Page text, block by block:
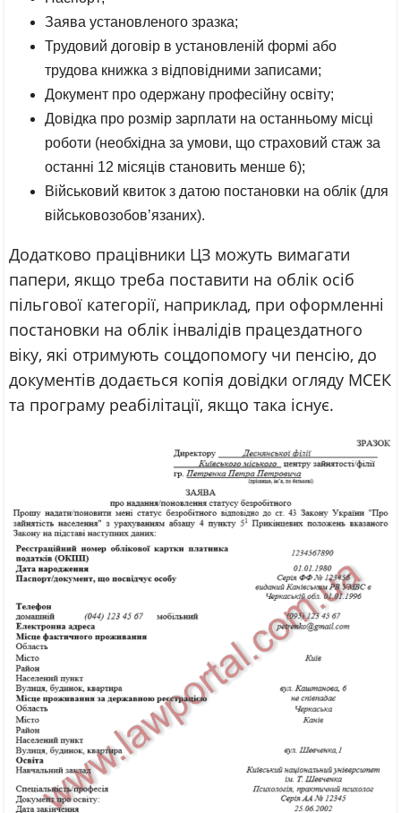
Заява установленого зразка;
Трудовий договір в установленій формі або
трудова книжка з відповідними записами;
Документ про одержану професійну освіту;
Довідка про розмір зарплати на останньому місці
роботи (необхідна за умови, що страховий стаж за
останні 12 місяців становить менше 6);
Військовий квиток з датою постановки на облік (для
військовозобов’язаних).
Додатково працівники ЦЗ можуть вимагати
папери, якщо треба поставити на облік осіб
пільгової категорії, наприклад, при оформленні
постановки на облік інвалідів працездатного
віку, які отримують соцдопомогу чи пенсію, до
документів додається копія довідки огляду МСЕК
та програму реабілітації, якщо така існує.